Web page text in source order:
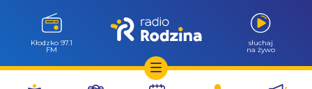
Kłodzko 97.1
FM
słuchaj
na żywo